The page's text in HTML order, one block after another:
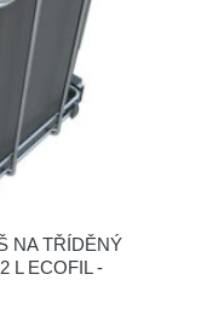
NA TŘÍDĚNÝ
L ECOFIL -